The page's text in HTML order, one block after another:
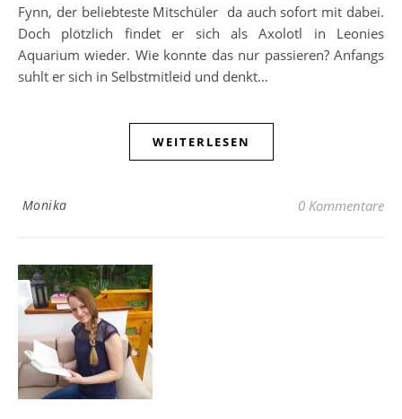
Fynn, der beliebteste Mitschüler da auch sofort mit dabei.
Doch plötzlich findet er sich als Axolotl in Leonies
Aquarium wieder. Wie konnte das nur passieren? Anfangs
suhlt er sich in Selbstmitleid und denkt…
WEITERLESEN
Monika 0 Kommentare